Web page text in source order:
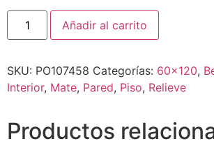
Añadir al carrito
SKU: PO107458 Categorías: 60x120,
Interior, Mate, Pared, Piso, Relieve
Productos